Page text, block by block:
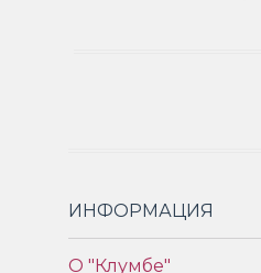
ИНФОРМАЦИЯ
О "Клумбе"